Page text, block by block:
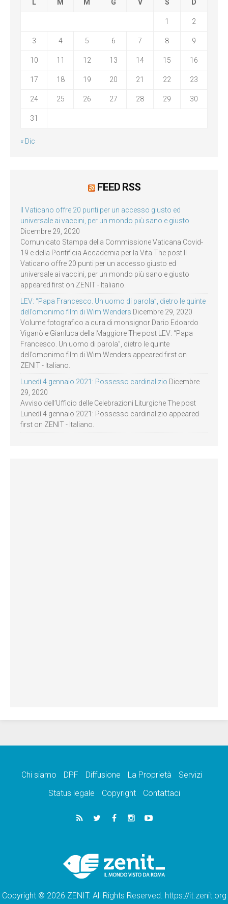
L M M G V S D
1 2
3 4 5 6 7 8 9
10 11 12 13 14 15 16
17 18 19 20 21 22 23
24 25 26 27 28 29 30
31
« Dic
FEED RSS
Il Vaticano offre 20 punti per un accesso giusto ed
universale ai vaccini, per un mondo più sano e giusto
Dicembre 29, 2020
Comunicato Stampa della Commissione Vaticana Covid-
19 e della Pontificia Accademia per la Vita The post Il
Vaticano offre 20 punti per un accesso giusto ed
universale ai vaccini, per un mondo più sano e giusto
appeared first on ZENIT - Italiano.
LEV: “Papa Francesco. Un uomo di parola”, dietro le quinte
dell’omonimo film di Wim Wenders Dicembre 29, 2020
Volume fotografico a cura di monsignor Dario Edoardo
Viganò e Gianluca della Maggiore The post LEV: “Papa
Francesco. Un uomo di parola”, dietro le quinte
dell’omonimo film di Wim Wenders appeared first on
ZENIT - Italiano.
Lunedì 4 gennaio 2021: Possesso cardinalizio Dicembre
29, 2020
Avviso dell’Ufficio delle Celebrazioni Liturgiche The post
Lunedì 4 gennaio 2021: Possesso cardinalizio appeared
first on ZENIT - Italiano.
Chi siamo DPF Diffusione La Proprietà
Servizi
Status legale
Copyright Contattaci
Copyright © 2026 ZENIT. All Rights Reserved. https://it.zenit.org